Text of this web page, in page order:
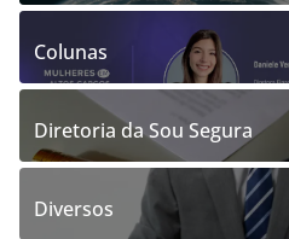
Colunas
Diretoria da Sou Segura
Diversos